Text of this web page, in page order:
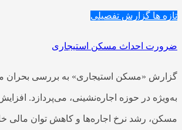
تازه ها گزارش تفصیلی
ضرورت احداث مسکن استیجاری
گزارش «مسکن استیجاری» به بررسی بحران
به‌ویژه در حوزه اجاره‌نشینی، می‌پردازد.
مسکن، رشد نرخ اجاره‌ها و کاهش توان مالی